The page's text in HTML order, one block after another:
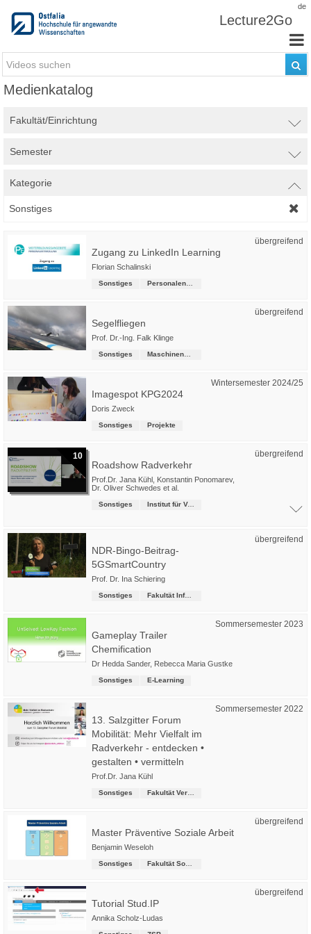
de
Lecture2Go
Medienkatalog
Fakultät/Einrichtung
Semester
Kategorie
Sonstiges
übergreifend
Zugang zu LinkedIn Learning
Florian Schalinski
Sonstiges
übergreifend
Segelfliegen
Prof. Dr.-Ing. Falk Klinge
Sonstiges
Wintersemester 2024/25
Imagespot KPG2024
Doris Zweck
Sonstiges Projekte
10 übergreifend
Roadshow Radverkehr
Prof.Dr. Jana Kühl Konstantin Ponomarev,
Dr. Oliver Schwedes et al.
Sonstiges Institut für Verkehrsmanagement
übergreifend
NDR-Bingo-Beitrag-
5GSmartCountry
Prof. Dr. Ina Schiering
Sonstiges Fakultät Informatik
Sommersemester 2023
Gameplay Trailer
Chemification
Dr Hedda Sander, Rebecca Maria Gustke
Sonstiges E-Learning
Sommersemester 2022
13. Salzgitter Forum
Mobilität: Mehr Vielfalt im
Radverkehr - entdecken •
gestalten • vermitteln
Prof.Dr. Jana Kühl
Sonstiges
übergreifend
Master Präventive Soziale Arbeit
Benjamin Weseloh
Sonstiges
übergreifend
Tutorial Stud.IP
Annika Scholz-Ludas